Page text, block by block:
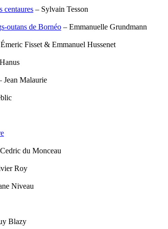
centaures – Sylvain Tesson
outans de Bornéo – Emmanuelle Grundmann
Fisset & Emmanuel Hussenet
Jean Malaurie
du Monceau
Roy
Niveau
Blazy